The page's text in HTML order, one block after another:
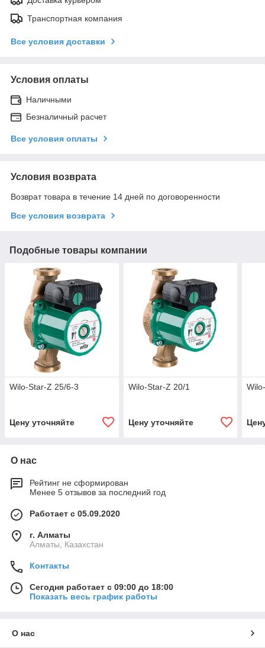
Транспортная компания
Все условия доставки
Условия оплаты
Наличными
Безналичный расчет
Все условия оплаты
Условия возврата
Возврат товара в течение 14 дней по договоренности
Все условия возврата
Подобные товары компании
Wilo-Star-Z 25/6-3
Цену уточняйте
Wilo-Star-Z 20/1
Цену уточняйте
О нас
Рейтинг не сформирован
Менее 5 отзывов за последний год
Работает с 05.09.2020
г. Алматы
Алматы, Казахстан
Контакты
Сегодня работает с 09:00 до 18:00
Показать весь график работы
О нас